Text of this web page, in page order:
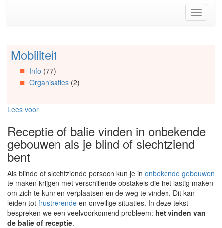
(Accesskey
Toggle
Spring
Artikels
Spring
Spring
Organisaties
Spring
naar
Social
media
Mobiliteit
Info (77)
Organisaties(2)
Lees voor
Receptie of balie vinden in onbekende
gebouwen als je blind of slechtziend
bent
Als blinde of slechtziende persoon kun je in onbekende gebouwen
te maken krijgen met verschillende obstakels die het lastig maken
om zich te kunnen verplaatsen en de weg te vinden. Dit kan
leiden tot frustrerende en onveilige situaties. In deze tekst
bespreken we een veelvoorkomend probleem: het vinden van
de balie of receptie.